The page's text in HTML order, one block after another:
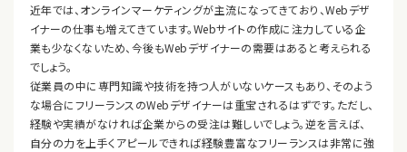
近年では、オンラインマーケティングが主流になってきており、Webデザ
イナーの仕事も増えてきています。Webサイトの作成に注力している企
業も少なくないため、今後もWebデザイナーの需要はあると考えられる
でしょう。
従業員の中に専門知識や技術を持つ人がいないケースもあり、そのよう
な場合にフリーランスのWebデザイナーは重宝されるはずです。ただし、
経験や実績がなければ企業からの受注は難しいでしょう。逆を言えば、
自分の力を上手くアピールできれば経験豊富なフリーランスは非常に強